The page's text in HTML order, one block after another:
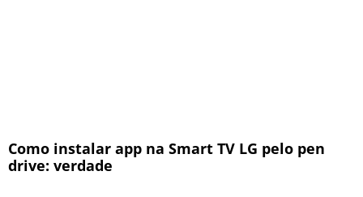
Como instalar app na Smart TV LG pelo pen
drive: verdade